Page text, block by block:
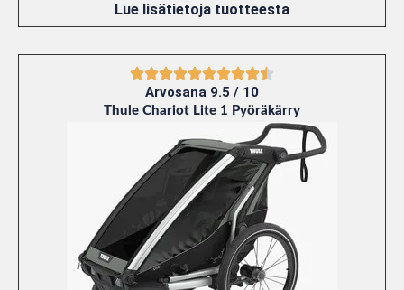
Lue lisätietoja tuotteesta
Arvosana 9.5 / 10
Thule Chariot Lite 1 Pyöräkärry